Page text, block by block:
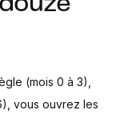
(mois 0 à 3),
vous ouvrez les